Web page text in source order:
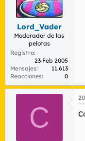
Lord_Vader
Moderador de las
pelotas
Registro
23 Feb 2005
Mensajes
11.613
Reacciones
0
C